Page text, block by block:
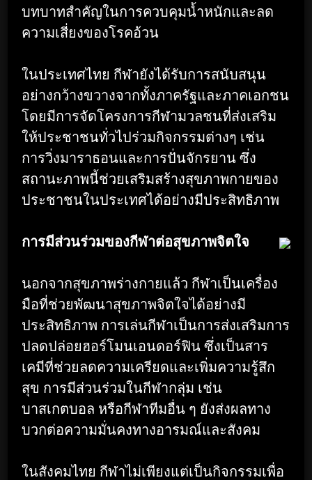
บทบาทสำคัญในการควบคุมน้ำหนักและลด
ความเสี่ยงของโรคอ้วน
ในประเทศไทย กีฬายังได้รับการสนับสนุน
อย่างกว้างขวางจากทั้งภาครัฐและภาคเอกชน
โดยมีการจัดโครงการกีฬามวลชนที่ส่งเสริม
ให้ประชาชนทั่วไปร่วมกิจกรรมต่างๆ เช่น
การวิ่งมาราธอนและการปั่นจักรยาน ซึ่ง
สถานะภาพนี้ช่วยเสริมสร้างสุขภาพกายของ
ประชาชนในประเทศได้อย่างมีประสิทธิภาพ
การมีส่วนร่วมของกีฬาต่อสุขภาพจิตใจ
นอกจากสุขภาพร่างกายแล้ว กีฬาเป็นเครื่อง
มือที่ช่วยพัฒนาสุขภาพจิตใจได้อย่างมี
ประสิทธิภาพ การเล่นกีฬาเป็นการส่งเสริมการ
ปลดปล่อยฮอร์โมนเอนดอร์ฟิน ซึ่งเป็นสาร
เคมีที่ช่วยลดความเครียดและเพิ่มความรู้สึก
สุข การมีส่วนร่วมในกีฬากลุ่ม เช่น
บาสเกตบอล หรือกีฬาทีมอื่น ๆ ยังส่งผลทาง
บวกต่อความมั่นคงทางอารมณ์และสังคม
ในสังคมไทย กีฬาไม่เพียงแต่เป็นกิจกรรมเพื่อ